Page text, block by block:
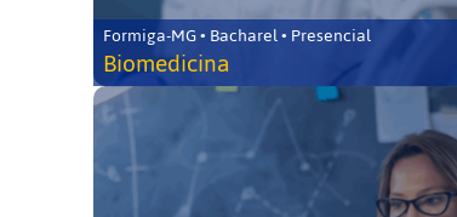
Formiga-MG • Bacharel • Presencial
Biomedicina